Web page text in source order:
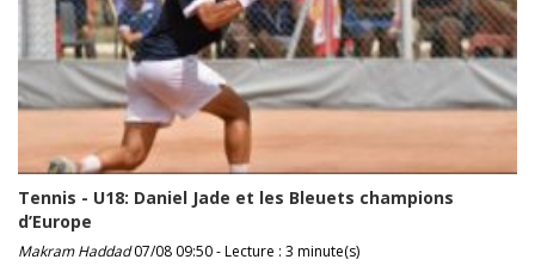
Tennis - U18: Daniel Jade et les Bleuets champions
d’Europe
Makram Haddad07/08 09:50 - Lecture : 3 minute(s)